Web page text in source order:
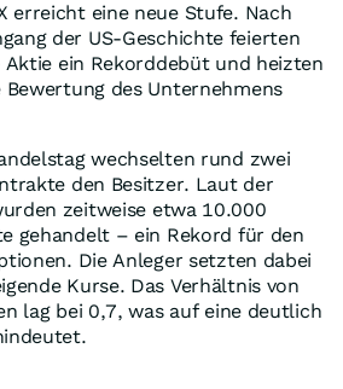
erreicht eine neue Stufe. Nach
der US-Geschichte feierten
ein Rekorddebüt und heizten
des Unternehmens
wechselten rund zwei
den Besitzer. Laut der
zeitweise etwa 10.000
gehandelt – ein Rekord für den
Die Anleger setzten dabei
Kurse. Das Verhältnis von
lag bei 0,7, was auf eine deutlich